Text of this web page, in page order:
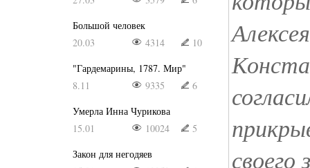
Большой человек
20.03
4314
10
"Гардемарины, 1787. Мир"
8.11
9335
6
Умерла Инна Чурикова
15.01
10024
5
Закон для негодяев
своего